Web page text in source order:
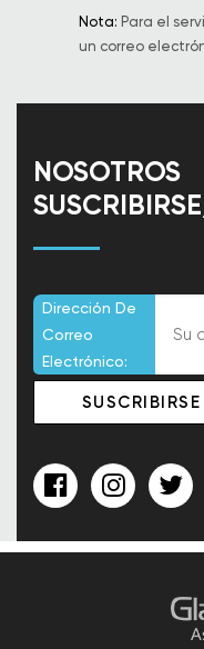
Nota: Para el
un correo
NOSOTROS
Dirección De
Correo
Electrónico: